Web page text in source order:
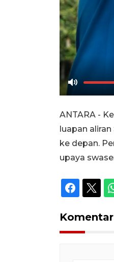
Mute
ANTARA -
luapan
ke depan.
upaya
Komentar